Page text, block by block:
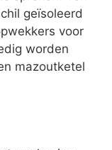
geïsoleerd
voor
worden
mazoutketel